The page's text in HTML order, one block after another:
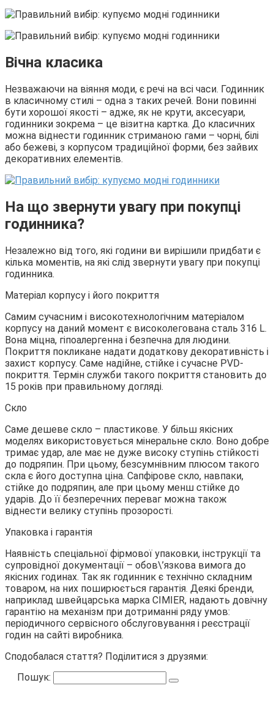
Вічна класика
Незважаючи на віяння моди, є речі на всі часи. Годинник
в класичному стилі – одна з таких речей. Вони повинні
бути хорошої якості – адже, як не крути, аксесуари,
годинники зокрема – це візитна картка. До класичних
можна віднести годинник стриманою гами – чорні, білі
або бежеві, з корпусом традиційної форми, без зайвих
декоративних елементів.
На що звернути увагу при покупці
годинника?
Незалежно від того, які години ви вирішили придбати є
кілька моментів, на які слід звернути увагу при покупці
годинника.
Матеріал корпусу і його покриття
Самим сучасним і високотехнологічним матеріалом
корпусу на даний момент є високолегована сталь 316 L.
Вона міцна, гіпоалергенна і безпечна для людини.
Покриття покликане надати додаткову декоративність і
захист корпусу. Саме надійне, стійке і сучасне PVD-
покриття. Термін служби такого покриття становить до
15 років при правильному догляді.
Скло
Саме дешеве скло – пластикове. У більш якісних
моделях використовується мінеральне скло. Воно добре
тримає удар, але має не дуже високу ступінь стійкості
до подряпин. При цьому, безсумнівним плюсом такого
скла є його доступна ціна. Сапфірове скло, навпаки,
стійке до подряпин, але при цьому менш стійке до
ударів. До її безперечних переваг можна також
віднести велику ступінь прозорості.
Упаковка і гарантія
Наявність спеціальної фірмової упаковки, інструкції та
супровідної документації – обов\’язкова вимога до
якісних годинах. Так як годинник є технічно складним
товаром, на них поширюється гарантія. Деякі бренди,
наприклад швейцарська марка CIMIER, надають довічну
гарантію на механізм при дотриманні ряду умов:
періодичного сервісного обслуговування і реєстрації
годин на сайті виробника.
Сподобалася стаття? Поділитися з друзями:
Пошук: